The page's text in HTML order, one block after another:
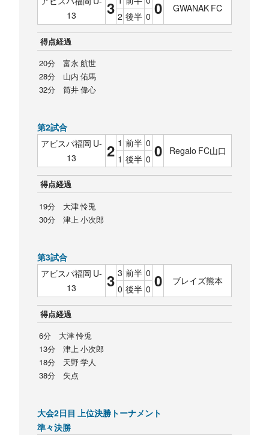
13
3 0 GWANAK FC
2 後半 0
得点経過
20分 富永 航世
28分 山内 佑馬
32分 筒井 偉心
第2試合
アビスパ福岡 U-
13
2 1 前半 0 0 Regalo FC山口
1 後半 0
得点経過
19分 大津 怜兎
30分 津上 小次郎
第3試合
アビスパ福岡 U-
13
3 3 前半 0 0 ブレイズ熊本
0 後半 0
得点経過
6分 大津 怜兎
13分 津上 小次郎
18分 天野 学人
38分 失点
大会2日目 上位決勝トーナメント
準々決勝